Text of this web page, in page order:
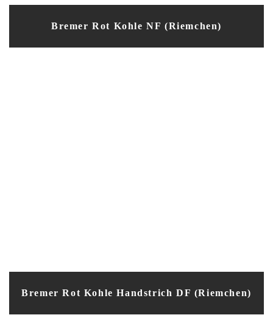
Bremer Rot Kohle NF (Riemchen)
Bremer Rot Kohle Handstrich DF (Riemchen)